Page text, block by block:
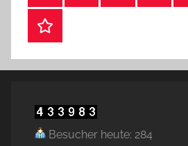
Webshop
Besucher heute: 284